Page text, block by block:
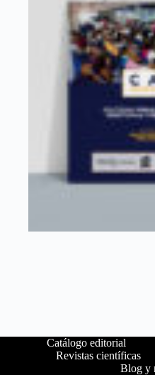
Catálogo editorial
Revistas científicas
Blog y